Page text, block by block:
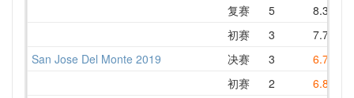
复赛
5
8.38
初赛
3
7.76
San Jose Del Monte 2019
决赛 3
6.72
初赛
2
6.85